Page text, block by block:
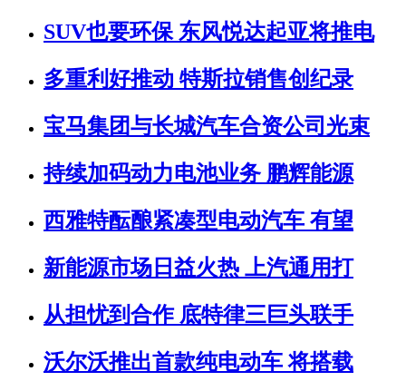
SUV也要环保 东风悦达起亚将推电
多重利好推动 特斯拉销售创纪录
宝马集团与长城汽车合资公司光束
持续加码动力电池业务 鹏辉能源
西雅特酝酿紧凑型电动汽车 有望
新能源市场日益火热 上汽通用打
从担忧到合作 底特律三巨头联手
沃尔沃推出首款纯电动车 将搭载